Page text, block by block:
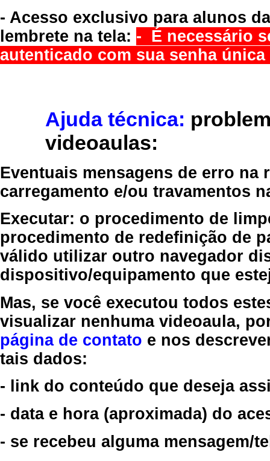
- Acesso exclusivo para alunos
lembrete na tela: - É necessário
autenticado com sua senha
Ajuda técnica:
videoaulas:
Eventuais mensagens de erro
carregamento e/ou travamentos
Executar: o procedimento de
procedimento de redefinição de
válido utilizar outro navegador
dispositivo/equipamento que
Mas, se você executou todos
visualizar nenhuma videoaula,
página de contato e nos
tais dados:
- link do conteúdo que deseja
- data e hora (aproximada) do
- se recebeu alguma mensagem/